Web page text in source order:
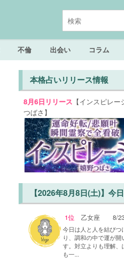
不倫 出会い コラム
本格占いリリース情報
8月6日リリース 【インスピレ
つばさ】
【2026年8月8日(土)】今
1位 乙女座 8/
今日は人と人を結びつ
り、調和の中で運が開
す。対立よりも理解、
も一...